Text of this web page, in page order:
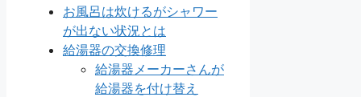
お風呂は炊けるがシャワー
が出ない状況とは
給湯器の交換修理
給湯器メーカーさんが
給湯器を付け替え